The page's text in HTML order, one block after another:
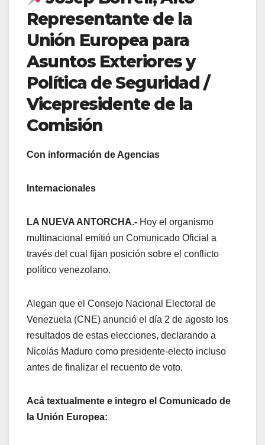
Representante de la
Unión Europea para
Asuntos Exteriores y
Política de Seguridad /
Vicepresidente de la
Comisión
Con información de Agencias
Internacionales
LA NUEVA ANTORCHA.- Hoy el organismo
multinacional emitió un Comunicado Oficial a
través del cual fijan posición sobre el conflicto
político venezolano.
Alegan que el Consejo Nacional Electoral de
Venezuela (CNE) anunció el día 2 de agosto los
resultados de estas elecciones, declarando a
Nicolás Maduro como presidente-electo incluso
antes de finalizar el recuento de voto.
Acá textualmente e integro el Comunicado de
la Unión Europea: